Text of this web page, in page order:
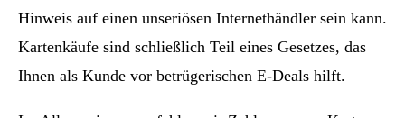
Hinweis auf einen unseriösen Internethändler sein kann.
Kartenkäufe sind schließlich Teil eines Gesetzes, das
Ihnen als Kunde vor betrügerischen E-Deals hilft.